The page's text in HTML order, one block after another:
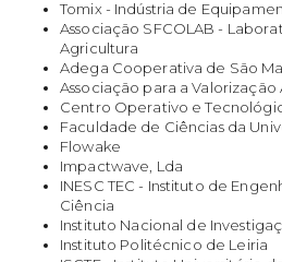
Tomix - Indústria de
Associação SFCOLAB -
Agricultura
Adega Cooperativa de São
Associação para a Valorização
Centro Operativo e
Faculdade de Ciências da
Flowake
Impactwave, Lda
INESC TEC - Instituto de
Ciência
Instituto Nacional de
Instituto Politécnico de Leiria